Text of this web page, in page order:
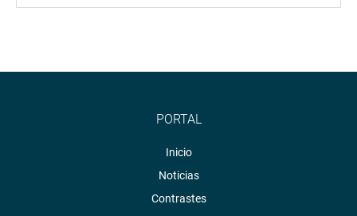
PORTAL
Inicio
Noticias
Contrastes